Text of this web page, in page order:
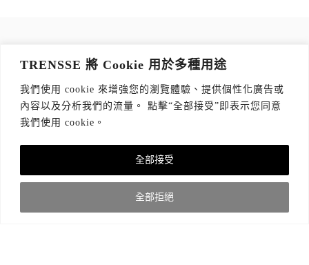
TRENSSE 將 Cookie 用於多種用途
我們使用 cookie 來增強您的瀏覽體驗、提供個性化廣告或
內容以及分析我們的流量。 點擊“全部接受”即表示您同意
我們使用 cookie。
全部拒絕
全部接受
讀出你的品味，每週獲取質感生活 Tips！
訂閱傳思電子報*
隱私權政策